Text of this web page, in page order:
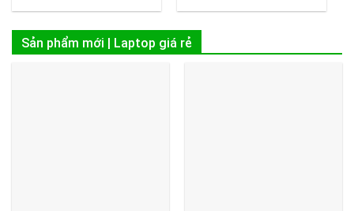
Sản phẩm mới | Laptop giá rẻ